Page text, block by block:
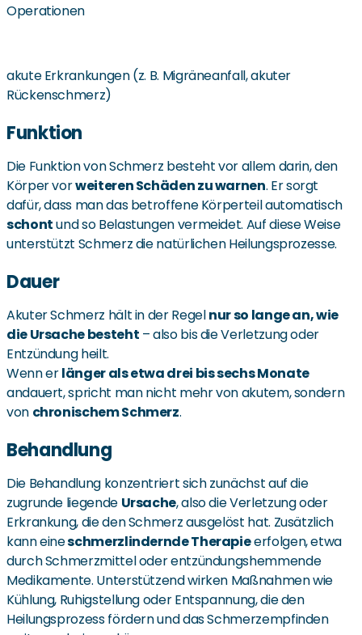
Operationen
akute Erkrankungen (z. B. Migräneanfall, akuter
Rückenschmerz)
Funktion
Die Funktion von Schmerz besteht vor allem darin, den
Körper vorweiteren Schäden zu warnen. Er sorgt
dafür, dass man das betroffene Körperteil automatisch
schontund so Belastungen vermeidet. Auf diese Weise
unterstützt Schmerz die natürlichen Heilungsprozesse.
Dauer
Akuter Schmerz hält in der Regelnur so lange an, wie
die Ursache besteht – also bis die Verletzung oder
Entzündung heilt.
Wenn erlänger als etwa drei bis sechs Monate
andauert, spricht man nicht mehr von akutem, sondern
von chronischem Schmerz.
Behandlung
Die Behandlung konzentriert sich zunächst auf die
zugrunde liegende Ursache, also die Verletzung oder
Erkrankung, die den Schmerz ausgelöst hat. Zusätzlich
kann eineschmerzlindernde Therapieerfolgen, etwa
durch Schmerzmittel oder entzündungshemmende
Medikamente. Unterstützend wirken Maßnahmen wie
Kühlung, Ruhigstellung oder Entspannung, die den
Heilungsprozess fördern und das Schmerzempfinden